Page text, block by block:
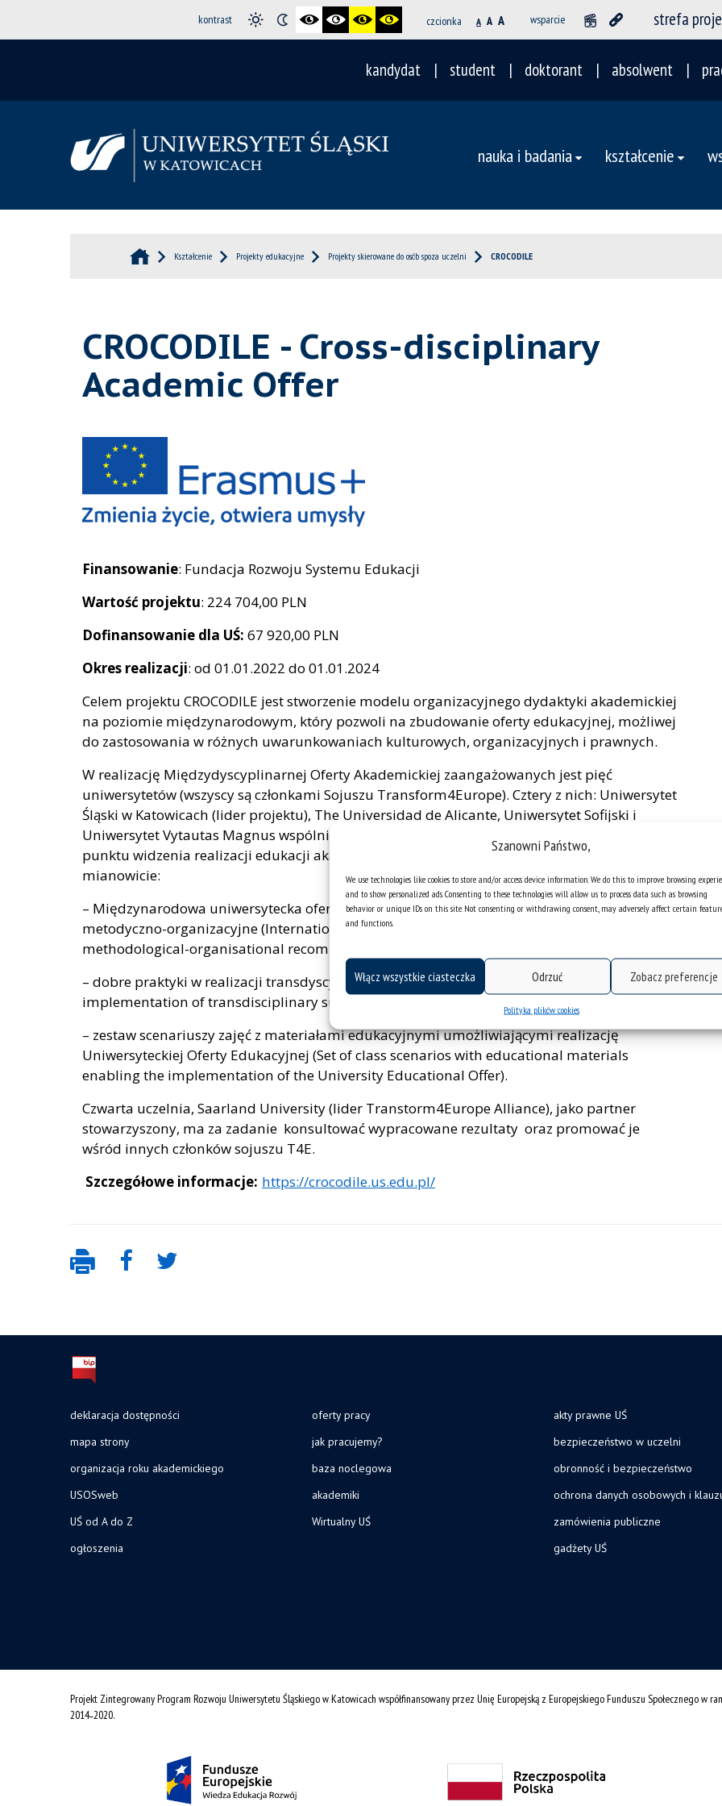
Szanowni Państwo,
We use technologies like cookies to store and/or access device information. We do this to improve browsing
and to show personalized ads. Consenting to these technologies will allow us to process data such as browsing
behavior or unique IDs on this site. Not consenting or withdrawing consent, may adversely affect certain
and functions.
Włącz wszystkie ciasteczka Odrzuć Zobacz preferencje
Polityka plików cookies
kontrast czcionka A A A wsparcie strefa
kandydat student doktorant absolwent
nauka i badania kształcenie
Kształcenie Projekty edukacyjne Projekty skierowane do osób spoza uczelni CROCODILE
CROCODILE - Cross-disciplinary
Academic Offer
Finansowanie: Fundacja Rozwoju Systemu Edukacji
Wartość projektu: 224 704,00 PLN
Dofinansowanie dla UŚ: 67 920,00 PLN
Okres realizacji: od 01.01.2022 do 01.01.2024
Celem projektu CROCODILE jest stworzenie modelu organizacyjnego dydaktyki akademickiej
na poziomie międzynarodowym, który pozwoli na zbudowanie oferty edukacyjnej, możliwej
do zastosowania w różnych uwarunkowaniach kulturowych, organizacyjnych i prawnych.
W realizację Międzydyscyplinarnej Oferty Akademickiej zaangażowanych jest pięć
uniwersytetów (wszyscy są członkami Sojuszu Transform4Europe). Cztery z nich: Uniwersytet
Śląski w Katowicach (lider projektu), The Universidad de Alicante, Uniwersytet Sofijski i
Uniwersytet Vytautas Magnus wspólnie wypracowują trzy rezultaty projektu istotne z
punktu widzenia realizacji edukacji akademickiej na poziomie międzynarodowym, a
mianowicie:
– Międzynarodowa uniwersytecka oferta edukacyjna uczelni. Raport i rekomendacje
metodyczno-organizacyjne (International University Educational Offer. Report and
methodological-organisational recommendations),
– dobre praktyki w realizacji transdyscyplinarnych szkół letnich (Good practices in the
implementation of transdisciplinary summer schools),
– zestaw scenariuszy zajęć z materiałami edukacyjnymi umożliwiającymi realizację
Uniwersyteckiej Oferty Edukacyjnej (Set of class scenarios with educational materials
enabling the implementation of the University Educational Offer).
Czwarta uczelnia, Saarland University (lider Transtorm4Europe Alliance), jako partner
stowarzyszony, ma za zadanie konsultować wypracowane rezultaty oraz promować je
wśród innych członków sojuszu T4E.
Szczegółowe informacje: https://crocodile.us.edu.pl/
deklaracja dostępności
mapa strony
organizacja roku akademickiego
USOSweb
UŚ od A do Z
ogłoszenia
oferty pracy
jak pracujemy?
baza noclegowa
akademiki
Wirtualny UŚ
akty prawne UŚ
bezpieczeństwo w uczelni
obronność i bezpieczeństwo
ochrona danych osobowych i
zamówienia publiczne
gadżety UŚ
Projekt Zintegrowany Program Rozwoju Uniwersytetu Śląskiego w Katowicach współfinansowany przez Unię Europejską z Europejskiego Funduszu Społecznego w
2014˗2020.